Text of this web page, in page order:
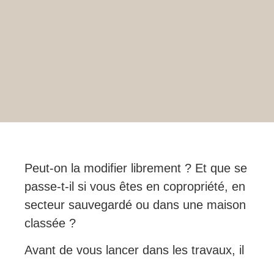
Peut-on la modifier librement ? Et que se
passe-t-il si vous êtes en copropriété, en
secteur sauvegardé ou dans une maison
classée ?
Avant de vous lancer dans les travaux, il